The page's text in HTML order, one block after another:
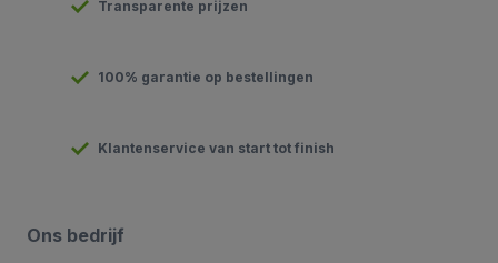
Transparente prijzen
100% garantie op bestellingen
Klantenservice van start tot finish
Ons bedrijf